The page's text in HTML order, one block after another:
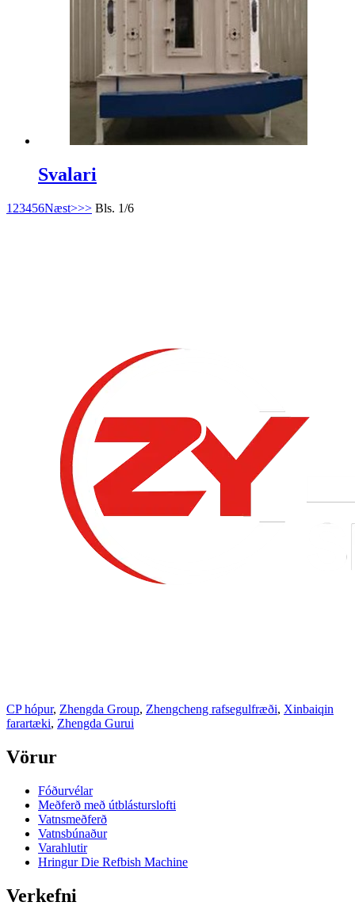
Svalari
1 23456Næst>>> Bls. 1/6
CP hópur, Zhengda Group, Zhengcheng rafsegulfræði, Xinbaiqin
farartæki, Zhengda Gurui
Vörur
Fóðurvélar
Meðferð með útblásturslofti
Vatnsmeðferð
Vatnsbúnaður
Varahlutir
Hringur Die Refbish Machine
Verkefni